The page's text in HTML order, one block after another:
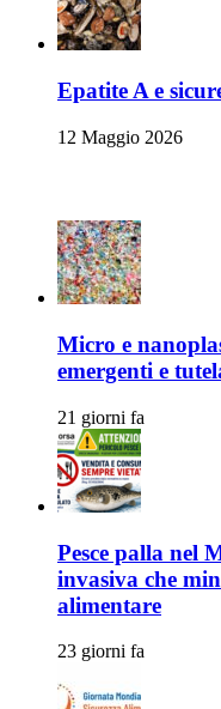
Epatite A e
12 Maggio 2026
Micro e
emergenti e
21 giorni fa
Pesce palla nel
invasiva che
alimentare
23 giorni fa